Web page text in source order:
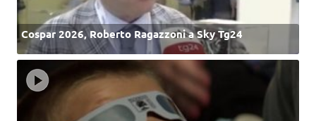
Cospar 2026, Roberto Ragazzoni a Sky Tg24